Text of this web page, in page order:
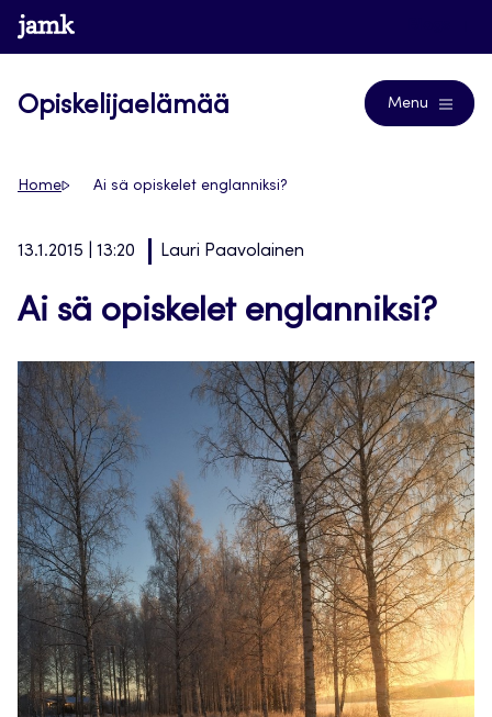
Siirry
suoraan
www.jamk.fi
Opiskelijaelämää Menu
Home Ai sä opiskelet englanniksi?
13.1.2015 | 13:20 Lauri Paavolainen
Ai sä opiskelet englanniksi?